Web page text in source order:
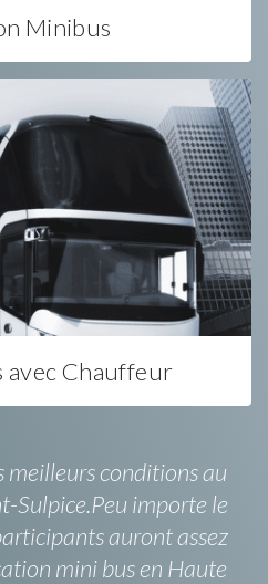
Minibus
avec Chauffeur
meilleurs conditions au
Sulpice.Peu importe le
auront assez
mini bus en Haute